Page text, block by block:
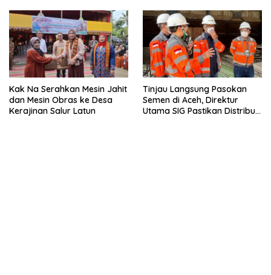
Kak Na Serahkan Mesin Jahit
dan Mesin Obras ke Desa
Kerajinan Salur Latun
Tinjau Langsung Pasokan
Semen di Aceh, Direktur
Utama SIG Pastikan Distribusi